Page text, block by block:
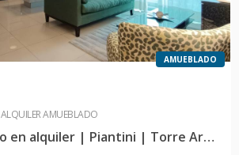
AMUEBLADO
ALQUILERAMUEBLADO
🏡 Apartamento en alquiler | Piantini | Torre Armonía 17 | F7